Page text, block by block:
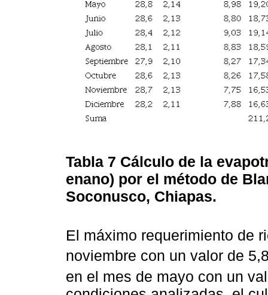
Tabla 7 Cálculo de la
enano) por el método de
Soconusco, Chiapas.
El máximo requerimiento de
noviembre con un valor de
en el mes de mayo con un